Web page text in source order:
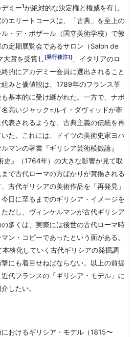
ミー1が絶対的な決定権と権威を有し
エリートコースは、「古典」を至上の
・デ・ボザール（国立美術学校）で教
定期展覧会であるサロン（Salon de
大賞を受賞し [発行後注1]
、イタリアのロ
的にアカデミー会員に選出されること
みと価値観は、1789年のフランス革
基本的に受け継がれた。一方で、ナポ
高いジャック=ルイ・ダヴィッドが牽
表されるような、古典主義の伝統を再
た。これには、ドイツの美術史家ヨハ
マンの著書『ギリシア芸術模倣論』
史』（1764年）の大きな影響が見て取
で古代ローマの方ばかりが賞揚される
古代ギリシアの美術作品を「再発見」
日に至るまでのギリシア・イメージを
だし、ヴィンケルマンが古代ギリシア
多くは、実際には後世の古代ローマ時
ン・コピーであったという面がある。
格化していく古代ギリシアの発掘調
にも着目せねばならない。以上の前提
代フランスの「ギリシア・モデル」に
したい。
おけるギリシア・モデル（1815〜